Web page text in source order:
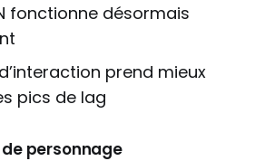
fonctionne désormais
prend mieux
pics de lag
personnage